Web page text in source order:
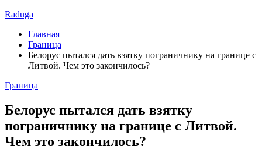
Raduga
Главная
Граница
Белорус пытался дать взятку пограничнику на границе с
Литвой. Чем это закончилось?
Граница
Белорус пытался дать взятку
пограничнику на границе с Литвой.
Чем это закончилось?